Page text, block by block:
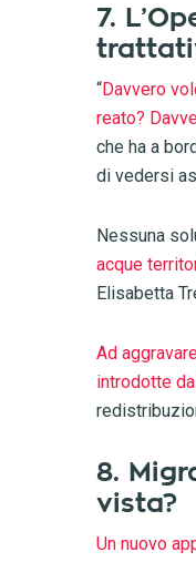
7.
“Davvero
reato?
che ha a
di vedersi
Nessuna
acque
Elisabetta
Ad
introdotte
8.
vista?
Un nuovo